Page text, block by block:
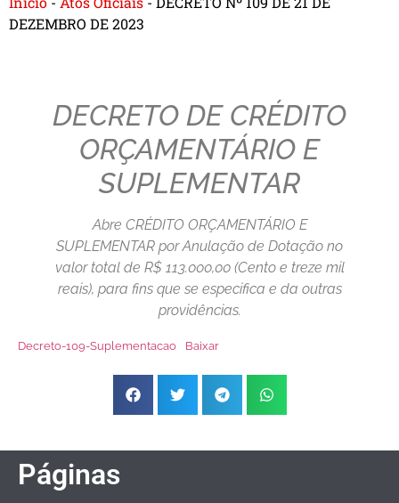
DEZEMBRO DE 2023
DECRETO DE CRÉDITO
ORÇAMENTÁRIO E
SUPLEMENTAR
Abre CRÉDITO ORÇAMENTÁRIO E
SUPLEMENTAR por Anulação de Dotação no
valor total de R$ 113.000,00 (Cento e treze mil
reais), para fins que se especifica e da outras
providências.
Decreto-109-Suplementacao Baixar
Páginas